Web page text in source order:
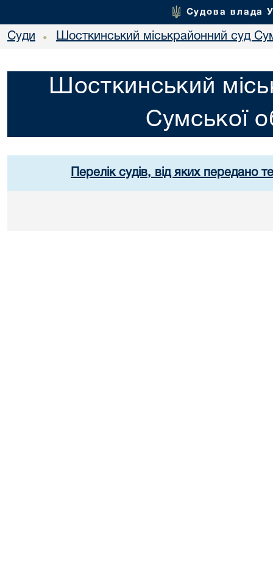
Судова влада
Суди • Шосткинський міськрайонний суд
Шосткинський
Сумської
Перелік судів, від яких передано